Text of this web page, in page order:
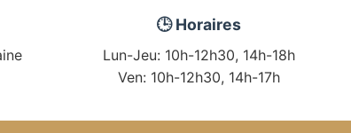
🕒 Horaires
Lun-Jeu: 10h-12h30, 14h-18h
Ven: 10h-12h30, 14h-17h